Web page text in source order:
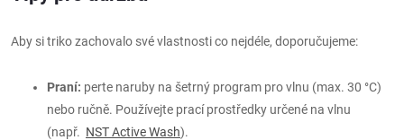
Aby si triko zachovalo své vlastnosti co nejdéle, doporučujeme:
Praní: perte naruby na šetrný program pro vlnu (max. 30 °C)
nebo ručně. Používejte prací prostředky určené na vlnu
(např. NST Active Wash).